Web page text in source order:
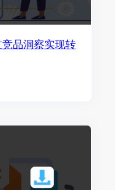
品洞察实现转